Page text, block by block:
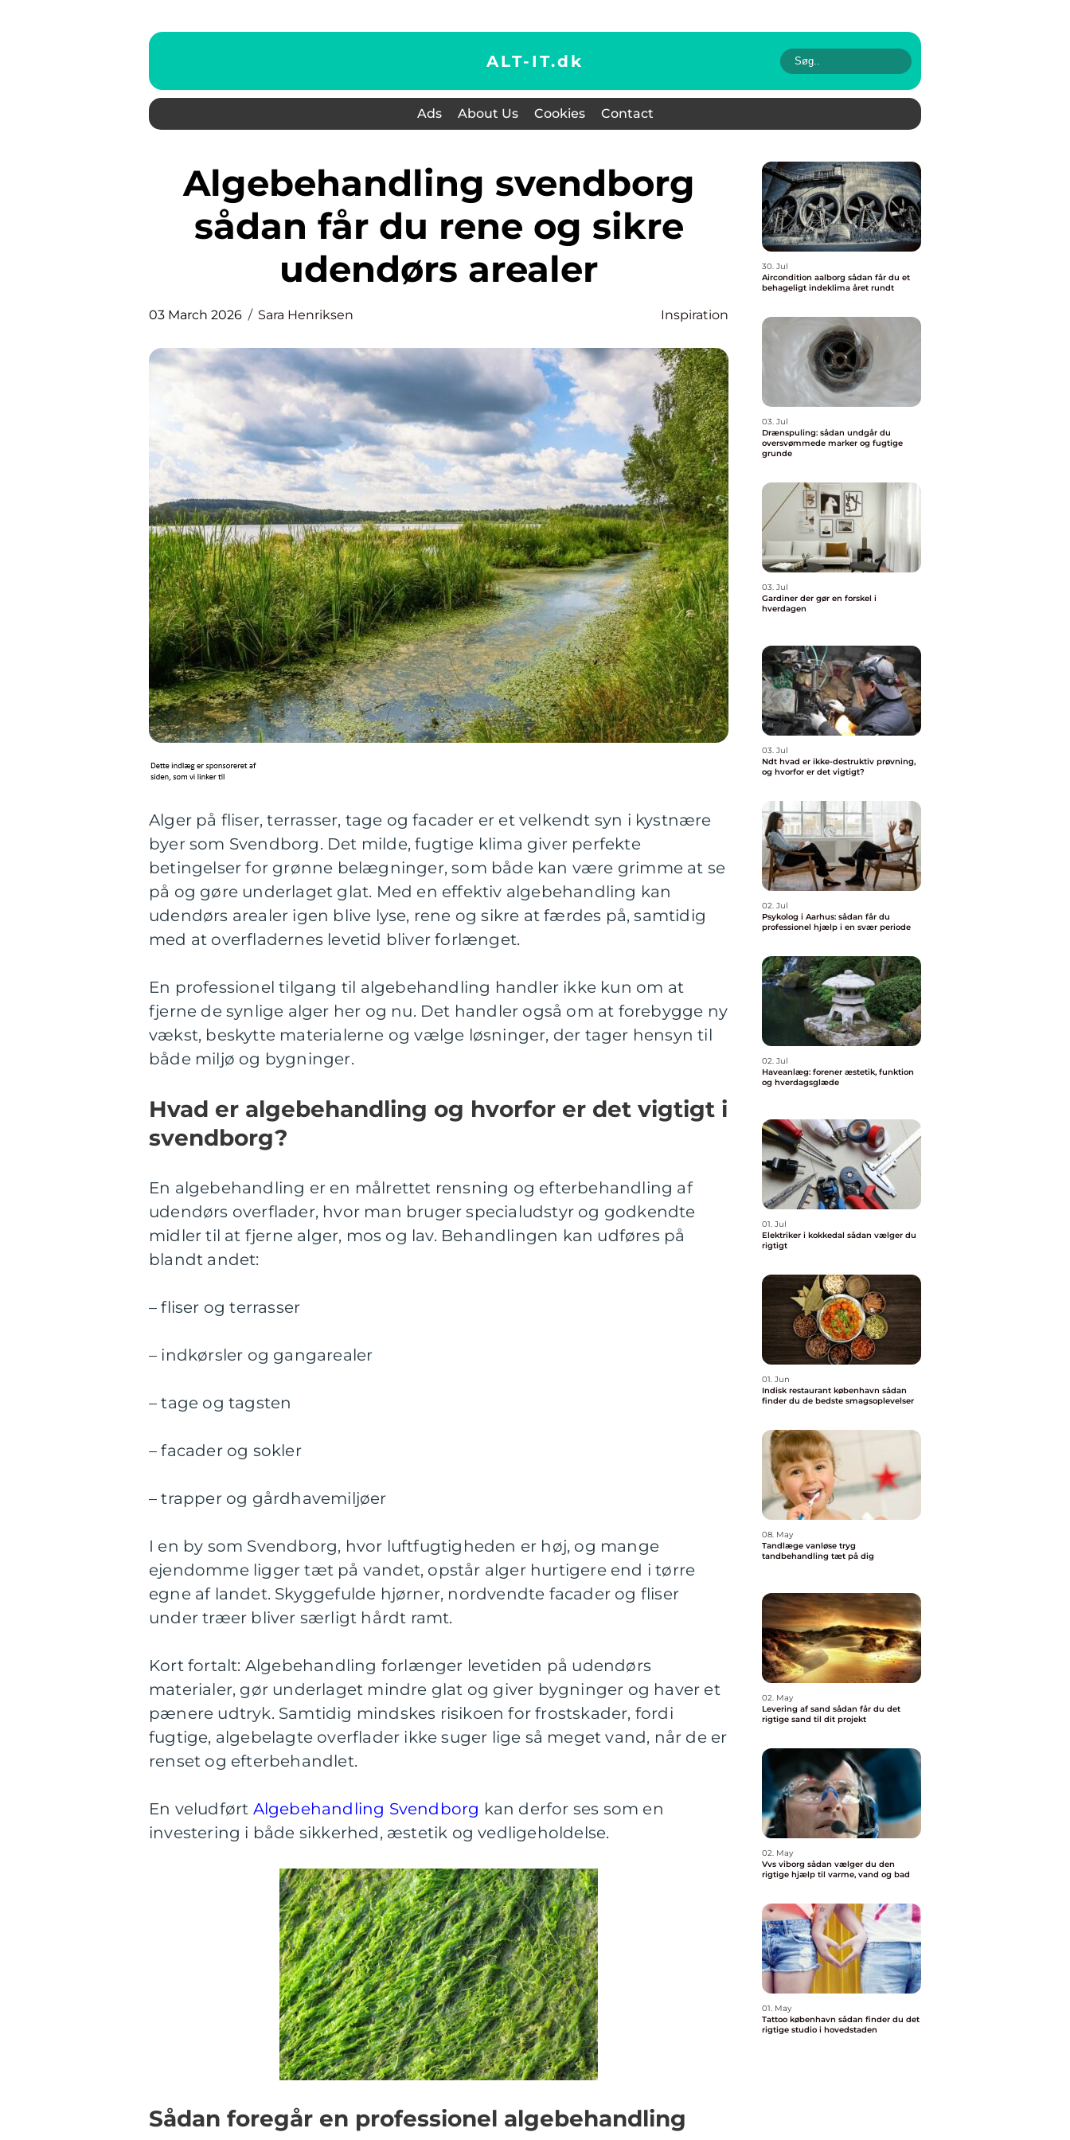
ALT-IT.dk
Ads About Us Cookies Contact
Algebehandling svendborg
sådan får du rene og sikre
udendørs arealer
03 March 2026 Sara Henriksen Inspiration
Alger på fliser, terrasser, tage og facader er et velkendt syn i kystnære
byer som Svendborg. Det milde, fugtige klima giver perfekte
betingelser for grønne belægninger, som både kan være grimme at se
på og gøre underlaget glat. Med en effektiv algebehandling kan
udendørs arealer igen blive lyse, rene og sikre at færdes på, samtidig
med at overfladernes levetid bliver forlænget.
En professionel tilgang til algebehandling handler ikke kun om at
fjerne de synlige alger her og nu. Det handler også om at forebygge ny
vækst, beskytte materialerne og vælge løsninger, der tager hensyn til
både miljø og bygninger.
Hvad er algebehandling og hvorfor er det vigtigt i
svendborg?
En algebehandling er en målrettet rensning og efterbehandling af
udendørs overflader, hvor man bruger specialudstyr og godkendte
midler til at fjerne alger, mos og lav. Behandlingen kan udføres på
blandt andet:
– fliser og terrasser
– indkørsler og gangarealer
– tage og tagsten
– facader og sokler
– trapper og gårdhavemiljøer
I en by som Svendborg, hvor luftfugtigheden er høj, og mange
ejendomme ligger tæt på vandet, opstår alger hurtigere end i tørre
egne af landet. Skyggefulde hjørner, nordvendte facader og fliser
under træer bliver særligt hårdt ramt.
Kort fortalt: Algebehandling forlænger levetiden på udendørs
materialer, gør underlaget mindre glat og giver bygninger og haver et
pænere udtryk. Samtidig mindskes risikoen for frostskader, fordi
fugtige, algebelagte overflader ikke suger lige så meget vand, når de er
renset og efterbehandlet.
En veludført Algebehandling Svendborg kan derfor ses som en
investering i både sikkerhed, æstetik og vedligeholdelse.
Sådan foregår en professionel algebehandling
30. Jul
Aircondition aalborg sådan får du et
behageligt indeklima året rundt
03. Jul
Drænspuling: sådan undgår du
oversvømmede marker og fugtige
grunde
03. Jul
Gardiner der gør en forskel i
hverdagen
03. Jul
Ndt hvad er ikke-destruktiv prøvning,
og hvorfor er det vigtigt?
02. Jul
Psykolog i Aarhus: sådan får du
professionel hjælp i en svær periode
02. Jul
Haveanlæg: forener æstetik, funktion
og hverdagsglæde
01. Jul
Elektriker i kokkedal sådan vælger du
rigtigt
01. Jun
Indisk restaurant københavn sådan
finder du de bedste smagsoplevelser
08. May
Tandlæge vanløse tryg
tandbehandling tæt på dig
02. May
Levering af sand sådan får du det
rigtige sand til dit projekt
02. May
Vvs viborg sådan vælger du den
rigtige hjælp til varme, vand og bad
01. May
Tattoo københavn sådan finder du det
rigtige studio i hovedstaden